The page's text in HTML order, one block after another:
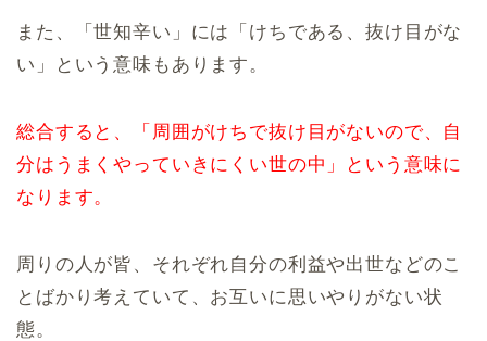
また、「世知辛い」には「けちである、抜け目がな
い」という意味もあります。
総合すると、「周囲がけちで抜け目がないので、自
分はうまくやっていきにくい世の中」という意味に
なります。
周りの人が皆、それぞれ自分の利益や出世などのこ
とばかり考えていて、お互いに思いやりがない状
態。